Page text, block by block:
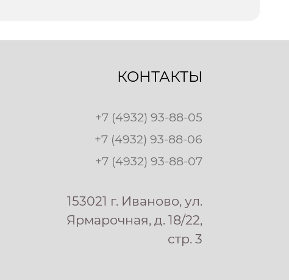
КОНТАКТЫ
+7 (4932) 93-88-05
+7 (4932) 93-88-06
+7 (4932) 93-88-07
153021 г. Иваново, ул.
Ярмарочная, д. 18/22,
стр. 3